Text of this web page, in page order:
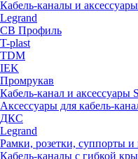
Кабель-каналы и
Legrand
СВ Профиль
T-plast
TDM
IEK
Промрукав
Кабель-канал и аксессуары
Аксессуары для кабель-
ДКС
Legrand
Рамки, розетки, суппорты и
Кабель-каналы с гибкой